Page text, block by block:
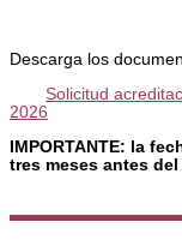
Descarga los
Solicitud
2026
IMPORTANTE: la
tres meses antes